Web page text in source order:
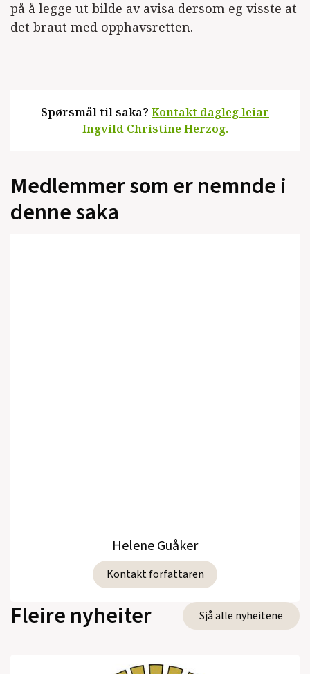
på å legge ut bilde av avisa dersom eg visste at
det braut med opphavsretten.
Spørsmål til saka? Kontakt dagleg leiar
Ingvild Christine Herzog.
Medlemmer som er nemnde i
denne saka
Helene Guåker
Kontakt forfattaren
Fleire nyheiter Sjå alle nyheitene